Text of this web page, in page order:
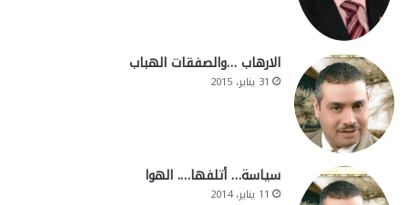
الارهاب …والصفقات الهباب
31 يناير، 2015
سياسة… أتلفها…. الهوا
11 يناير، 2014